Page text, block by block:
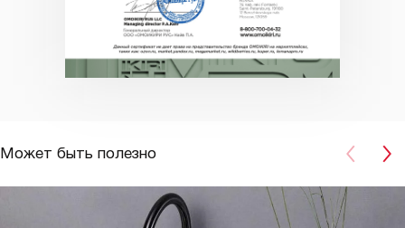
Может быть полезно